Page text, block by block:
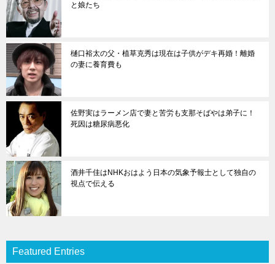
と娘たち
樋口裕太の父・植草克秀は現在は子供がデキ再婚！離婚
の妻に養育費も
佐野実はラーメン店で妻と苦労も支那そばやは弟子に！
死因は糖尿病悪化
酒井千佳はNHKおはよう日本の気象予報士として独自の
視点で伝える
Featured Entries